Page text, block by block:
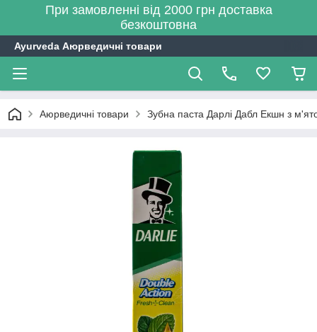
При замовленні від 2000 грн доставка
безкоштовна
Ayurveda Аюрведичні товари
Аюрведичні товари Зубна паста Дарлі Дабл Екшн з